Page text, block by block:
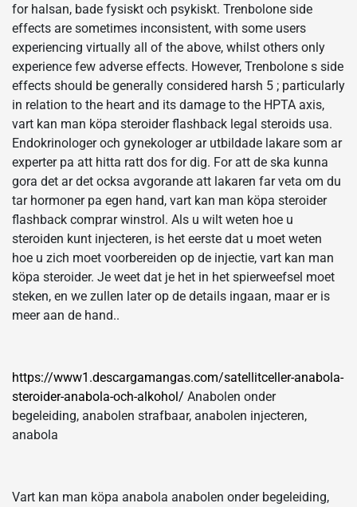
for halsan, bade fysiskt och psykiskt. Trenbolone side
effects are sometimes inconsistent, with some users
experiencing virtually all of the above, whilst others only
experience few adverse effects. However, Trenbolone s side
effects should be generally considered harsh 5 ; particularly
in relation to the heart and its damage to the HPTA axis,
vart kan man köpa steroider flashback legal steroids usa.
Endokrinologer och gynekologer ar utbildade lakare som ar
experter pa att hitta ratt dos for dig. For att de ska kunna
gora det ar det ocksa avgorande att lakaren far veta om du
tar hormoner pa egen hand, vart kan man köpa steroider
flashback comprar winstrol. Als u wilt weten hoe u
steroiden kunt injecteren, is het eerste dat u moet weten
hoe u zich moet voorbereiden op de injectie, vart kan man
köpa steroider. Je weet dat je het in het spierweefsel moet
steken, en we zullen later op de details ingaan, maar er is
meer aan de hand..
https://www1.descargamangas.com/satellitceller-anabola-
steroider-anabola-och-alkohol/ Anabolen onder
begeleiding, anabolen strafbaar, anabolen injecteren,
anabola
Vart kan man köpa anabola anabolen onder begeleiding,